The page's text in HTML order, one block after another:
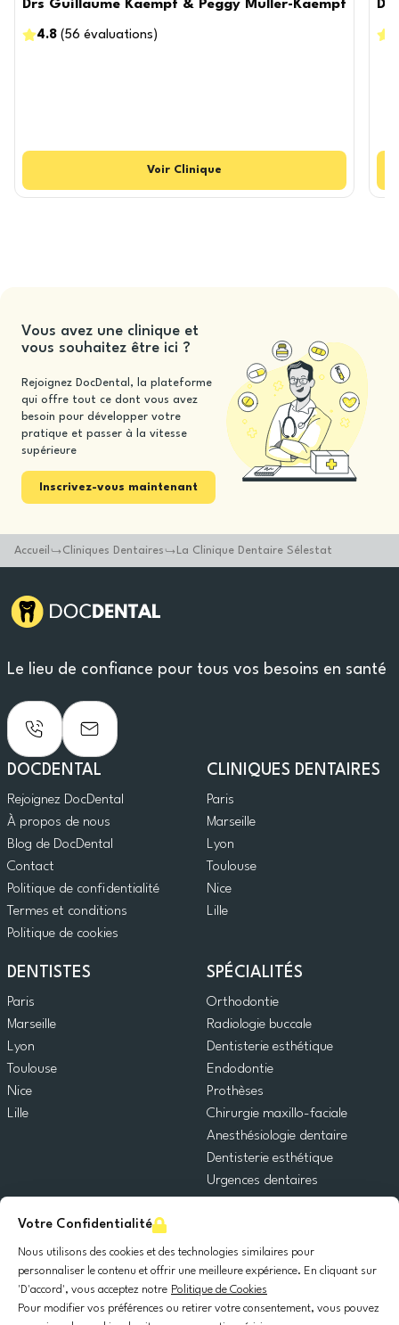
Votre Confidentialité
Nous utilisons des cookies et des technologies similaires pour
personnaliser le contenu et offrir une meilleure expérience. En cliquant sur
'D'accord', vous acceptez notre Politique de Cookies
Pour modifier vos préférences ou retirer votre consentement, vous pouvez
Drs Guillaume Kaempf & Peggy Muller-Kaempf
4.8 (56 évaluations )
Voir Clinique
Vous avez une clinique et
vous souhaitez être ici ?
Rejoignez DocDental, la plateforme
qui offre tout ce dont vous avez
besoin pour développer votre
pratique et passer à la vitesse
supérieure
Inscrivez-vous maintenant
Accueil Cliniques Dentaires La Clinique Dentaire Sélestat
Le lieu de confiance pour tous vos besoins en santé
DOCDENTAL
Rejoignez DocDental
À propos de nous
Blog de DocDental
Contact
Politique de confidentialité
Termes et conditions
Politique de cookies
CLINIQUES DENTAIRES
Paris
Marseille
Lyon
Toulouse
Nice
Lille
DENTISTES
Paris
Marseille
Lyon
Toulouse
Nice
Lille
SPÉCIALITÉS
Orthodontie
Radiologie buccale
Dentisterie esthétique
Endodontie
Prothèses
Chirurgie maxillo-faciale
Anesthésiologie dentaire
Dentisterie esthétique
Urgences dentaires
Chirurgie orale
Implantologie dentaire
Parodontie